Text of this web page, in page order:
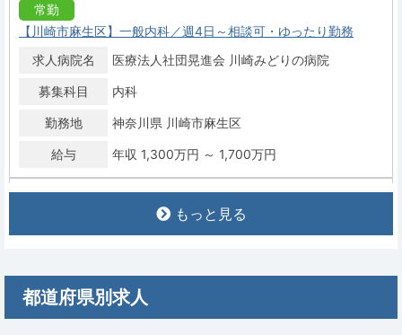
常勤
【川崎市麻生区】一般内科／週4日～相談可・ゆったり勤務
求人病院名
医療法人社団晃進会 川崎みどりの病院
募集科目 内科
勤務地 神奈川県 川崎市麻生区
給与 年収 1,300万円 ～ 1,700万円
【横浜市戸塚区】一般内科・総合診療科／戸塚駅徒歩5分・大手
募集科目 内科
もっと見る
都道府県別求人